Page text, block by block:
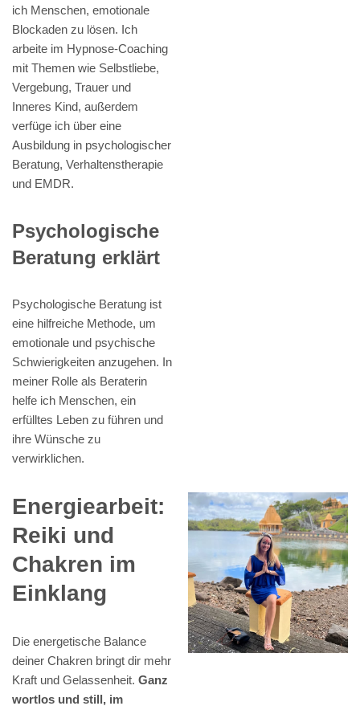
ich Menschen, emotionale
Blockaden zu lösen. Ich
arbeite im Hypnose-Coaching
mit Themen wie Selbstliebe,
Vergebung, Trauer und
Inneres Kind, außerdem
verfüge ich über eine
Ausbildung in psychologischer
Beratung, Verhaltenstherapie
und EMDR.
Psychologische
Beratung erklärt
Psychologische Beratung ist
eine hilfreiche Methode, um
emotionale und psychische
Schwierigkeiten anzugehen. In
meiner Rolle als Beraterin
helfe ich Menschen, ein
erfülltes Leben zu führen und
ihre Wünsche zu
verwirklichen.
Energiearbeit:
Reiki und
Chakren im
Einklang
Die energetische Balance
deiner Chakren bringt dir mehr
Kraft und Gelassenheit. Ganz
wortlos und still, im